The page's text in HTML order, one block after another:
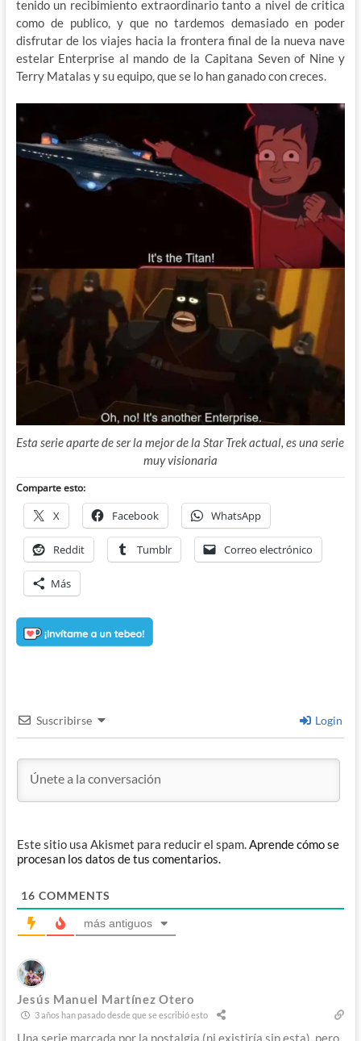
tenido un recibimiento extraordinario tanto a nivel de critica
como de publico, y que no tardemos demasiado en poder
disfrutar de los viajes hacia la frontera final de la nueva nave
estelar Enterprise al mando de la Capitana Seven of Nine y
Terry Matalas y su equipo, que se lo han ganado con creces.
Esta serie aparte de ser la mejor de la Star Trek actual, es una serie
muy visionaria
Comparte esto:
X Facebook WhatsApp
Reddit Tumblr Correo electrónico
Más
Suscribirse Login
Este sitio usa Akismet para reducir el spam.Aprende cómo se
procesan los datos de tus comentarios.
16 COMMENTS
más antiguos
Jesús Manuel Martínez Otero
3 años han pasado desde que se escribió esto
Una serie marcada por la nostalgia (ni existiría sin esta), pero